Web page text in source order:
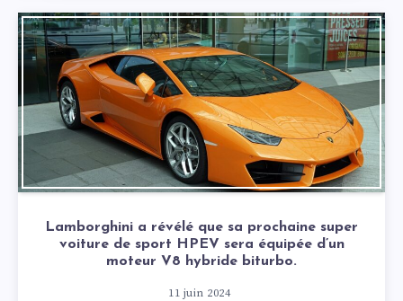
Lamborghini a révélé que sa prochaine super
voiture de sport HPEV sera équipée d’un
moteur V8 hybride biturbo.
11 juin 2024